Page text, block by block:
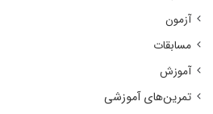
آزمون
مسابقات
آموزش
تمرین‌های آموزشی